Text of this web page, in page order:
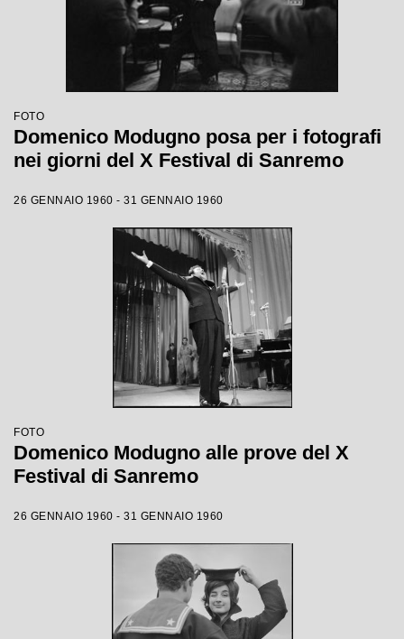
FOTO
Domenico Modugno posa per i fotografi
nei giorni del X Festival di Sanremo
26 GENNAIO 1960 - 31 GENNAIO 1960
FOTO
Domenico Modugno alle prove del X
Festival di Sanremo
26 GENNAIO 1960 - 31 GENNAIO 1960